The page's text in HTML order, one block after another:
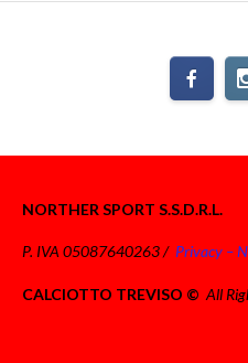
NORTHER SPORT S.S.D.R.L.
P. IVA 05087640263 / Privacy –
CALCIOTTO TREVISO © All